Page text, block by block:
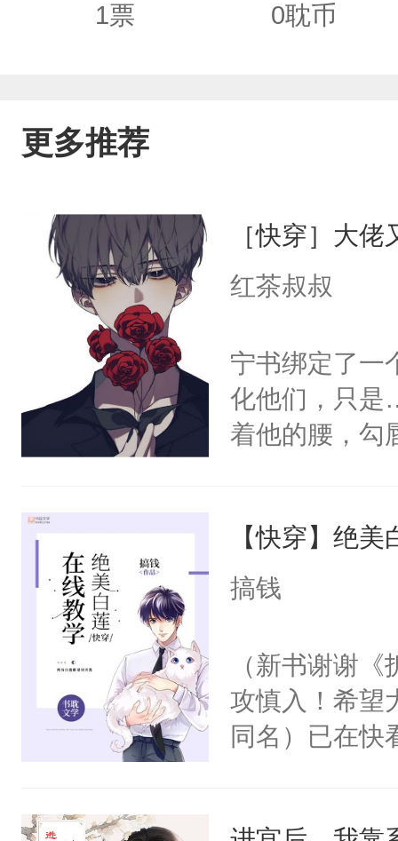
1票 0耽币
更多推荐
［快穿］大
红茶叔叔
宁书绑定了一
化他们，只是
着他的腰，勾
来，给老公
用力——为你
【快穿】绝
搞钱
（新书谢谢
攻慎入！希望
同名）已在快